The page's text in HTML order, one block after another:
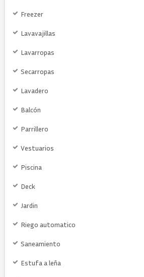
Freezer
Lavavajillas
Lavarropas
Secarropas
Lavadero
Balcón
Parrillero
Vestuarios
Piscina
Deck
Jardin
Riego automatico
Saneamiento
Estufa a leña